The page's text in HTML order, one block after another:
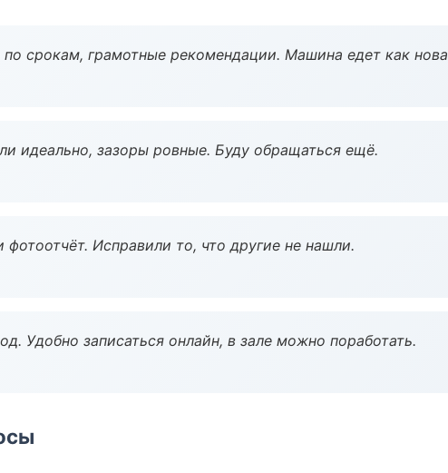
срокам, грамотные рекомендации. Машина едет как
идеально, зазоры ровные. Буду обращаться ещё.
Исправили то, что другие не нашли.
Удобно записаться онлайн, в зале можно поработать.